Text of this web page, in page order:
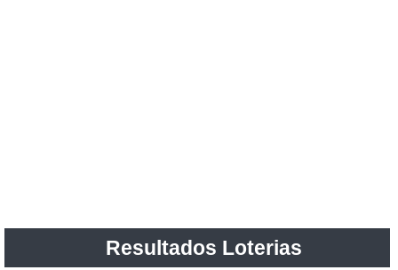
Resultados Loterias